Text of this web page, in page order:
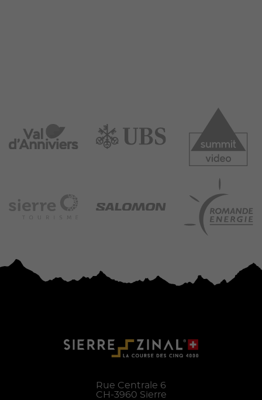
Rue Centrale 6
CH-3960 Sierre